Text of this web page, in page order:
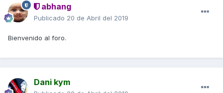
abhang
Publicado 20 de Abril del 2019
Bienvenido al foro.
Dani kym